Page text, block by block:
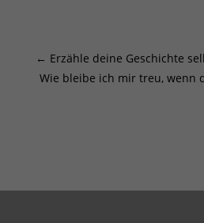
← Erzähle deine Geschichte
Wie bleibe ich mir treu, wenn